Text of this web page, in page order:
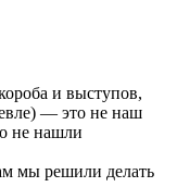
и выступов,
— это не наш
не нашли
мы решили делать